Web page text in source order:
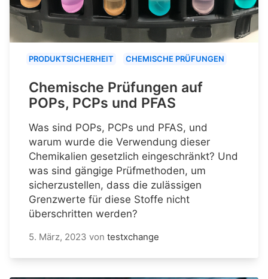
PRODUKTSICHERHEIT CHEMISCHE PRÜFUNGEN
Chemische Prüfungen auf
POPs, PCPs und PFAS
Was sind POPs, PCPs und PFAS, und
warum wurde die Verwendung dieser
Chemikalien gesetzlich eingeschränkt? Und
was sind gängige Prüfmethoden, um
sicherzustellen, dass die zulässigen
Grenzwerte für diese Stoffe nicht
überschritten werden?
5. März, 2023 von testxchange